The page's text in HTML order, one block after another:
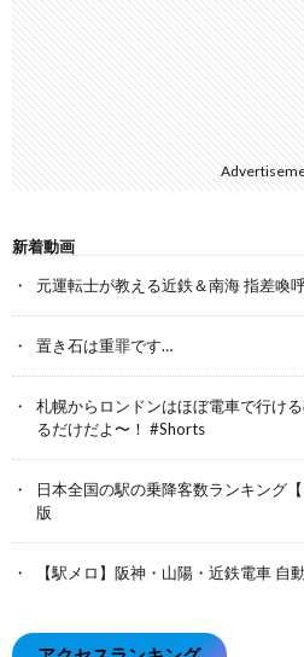
新着動画
元運転士が教える近鉄＆南海 指差喚
置き石は重罪です…
札幌からロンドンはほぼ電車で行け
るだけだよ〜！ #Shorts
日本全国の駅の乗降客数ランキング
版
【駅メロ】阪神・山陽・近鉄電車 自